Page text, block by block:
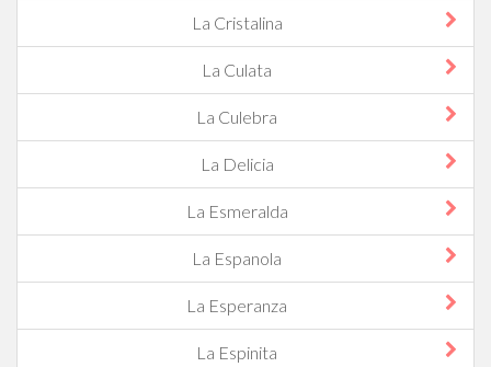
La Cristalina
La Culata
La Culebra
La Delicia
La Esmeralda
La Espanola
La Esperanza
La Espinita